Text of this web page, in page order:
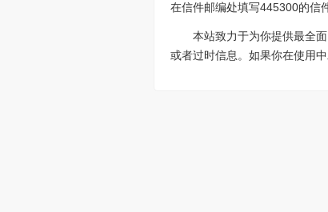
在信件邮编处填写445300的信
本站致力于为你提供最全
或者过时信息。如果你在使用